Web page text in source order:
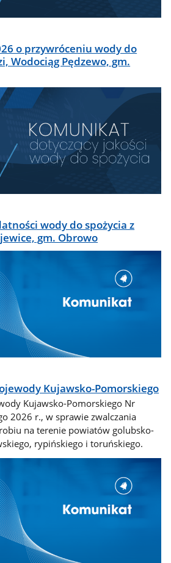
o przywróceniu wody do
Wodociąg Pędzewo, gm.
wody do spożycia z
gm. Obrowo
Kujawsko-Pomorskiego
Kujawsko-Pomorskiego Nr
2026 r., w sprawie zwalczania
na terenie powiatów golubsko-
rypińskiego i toruńskiego.